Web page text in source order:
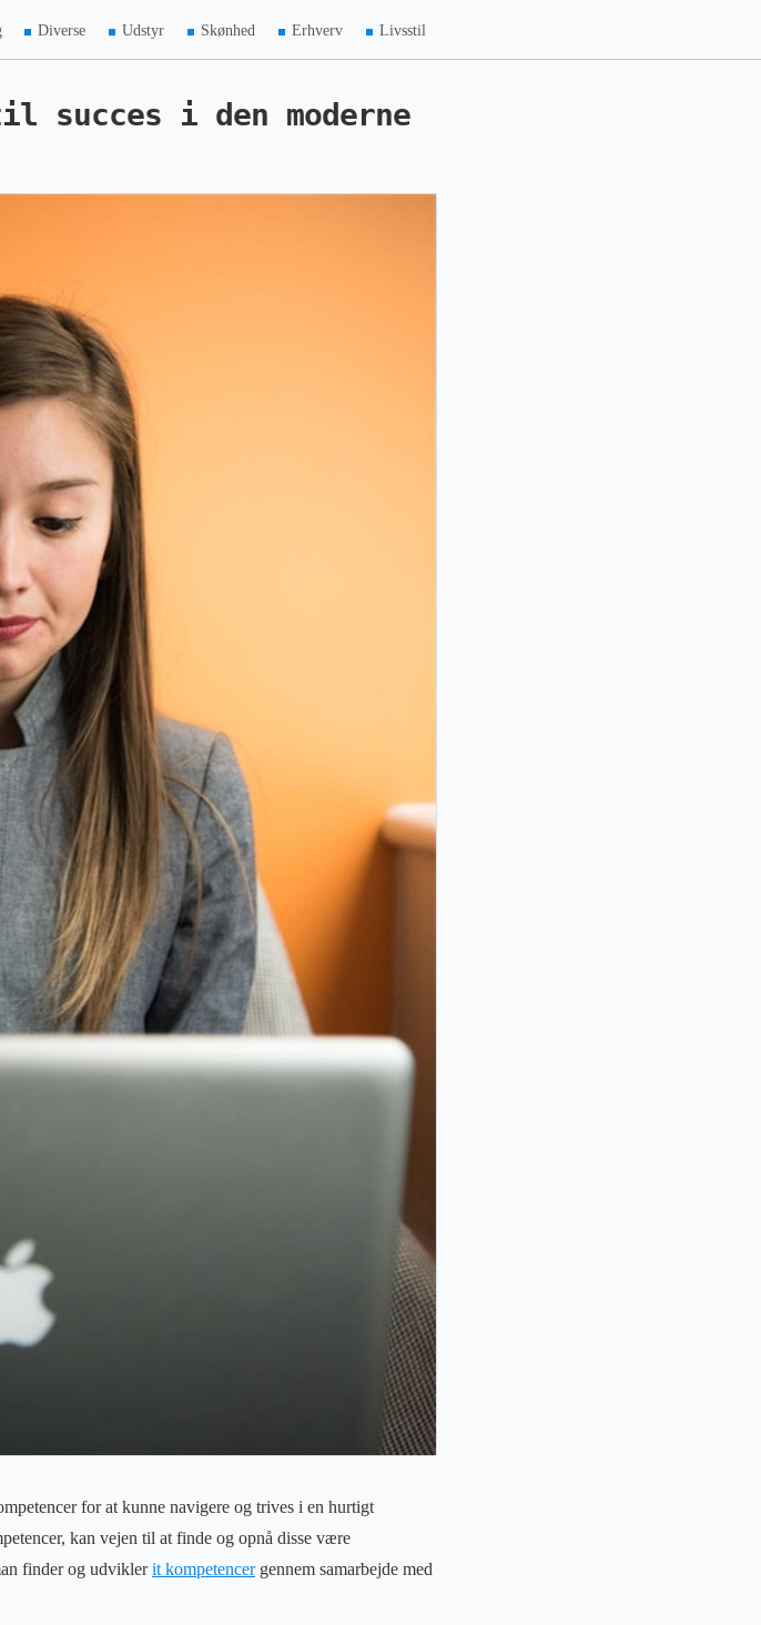
Diverse Udstyr Skønhed Erhverv Livsstil
succes i den moderne
for at kunne navigere og trives i en hurtigt
kan vejen til at finde og opnå disse være
finder og udviklerit kompetencergennem samarbejde med